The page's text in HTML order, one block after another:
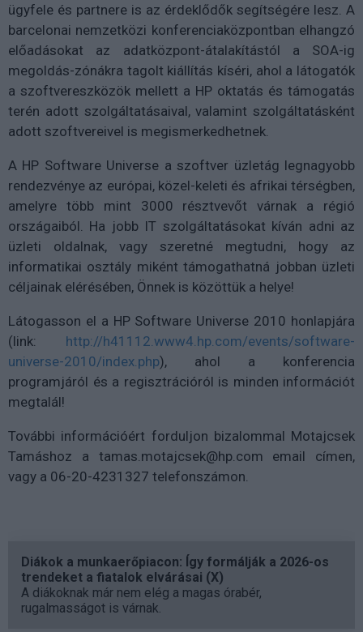
ügyfele és partnere is az érdeklődők segítségére lesz. A
barcelonai nemzetközi konferenciaközpontban elhangzó
előadásokat az adatközpont-átalakítástól a SOA-ig
megoldás-zónákra tagolt kiállítás kíséri, ahol a látogatók
a szoftvereszközök mellett a HP oktatás és támogatás
terén adott szolgáltatásaival, valamint szolgáltatásként
adott szoftvereivel is megismerkedhetnek.
A HP Software Universe a szoftver üzletág legnagyobb
rendezvénye az európai, közel-keleti és afrikai térségben,
amelyre több mint 3000 résztvevőt várnak a régió
országaiból. Ha jobb IT szolgáltatásokat kíván adni az
üzleti oldalnak, vagy szeretné megtudni, hogy az
informatikai osztály miként támogathatná jobban üzleti
céljainak elérésében, Önnek is közöttük a helye!
Látogasson el a HP Software Universe 2010 honlapjára
(link: http://h41112.www4.hp.com/events/software-
universe-2010/index.php), ahol a konferencia
programjáról és a regisztrációról is minden információt
megtalál!
További információért forduljon bizalommal Motajcsek
Tamáshoz a tamas.motajcsek@hp.com email címen,
vagy a 06-20-4231327 telefonszámon.
Diákok a munkaerőpiacon: Így formálják a 2026-os
trendeket a fiatalok elvárásai (X)
A diákoknak már nem elég a magas órabér,
rugalmasságot is várnak.